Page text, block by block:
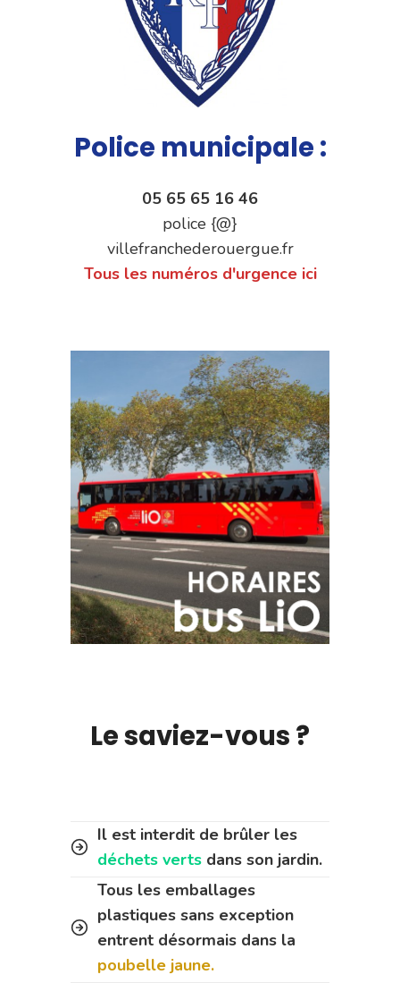
Police municipale :
05 65 65 16 46
police {@}
villefranchederouergue.fr
Tous les numéros d'urgence ici
Le saviez-vous ?
Il est interdit de brûler les
déchets verts dans son jardin.
Tous les emballages
plastiques sans exception
entrent désormais dans la
poubelle jaune.